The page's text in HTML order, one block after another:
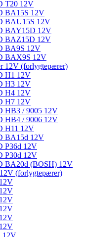
T20 12V
BA15S 12V
BAU15S 12V
BAY15D 12V
BAZ15D 12V
BA9S 12V
BAX9S 12V
12V (forlygtepærer)
H1 12V
H3 12V
H4 12V
H7 12V
HB3 / 9005 12V
HB4 / 9006 12V
H11 12V
BA15d 12V
P36d 12V
P30d 12V
BA20d (BOSH) 12V
(forlygtepærer)
12V